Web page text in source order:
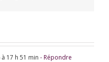
17 h 51 min - Répondre